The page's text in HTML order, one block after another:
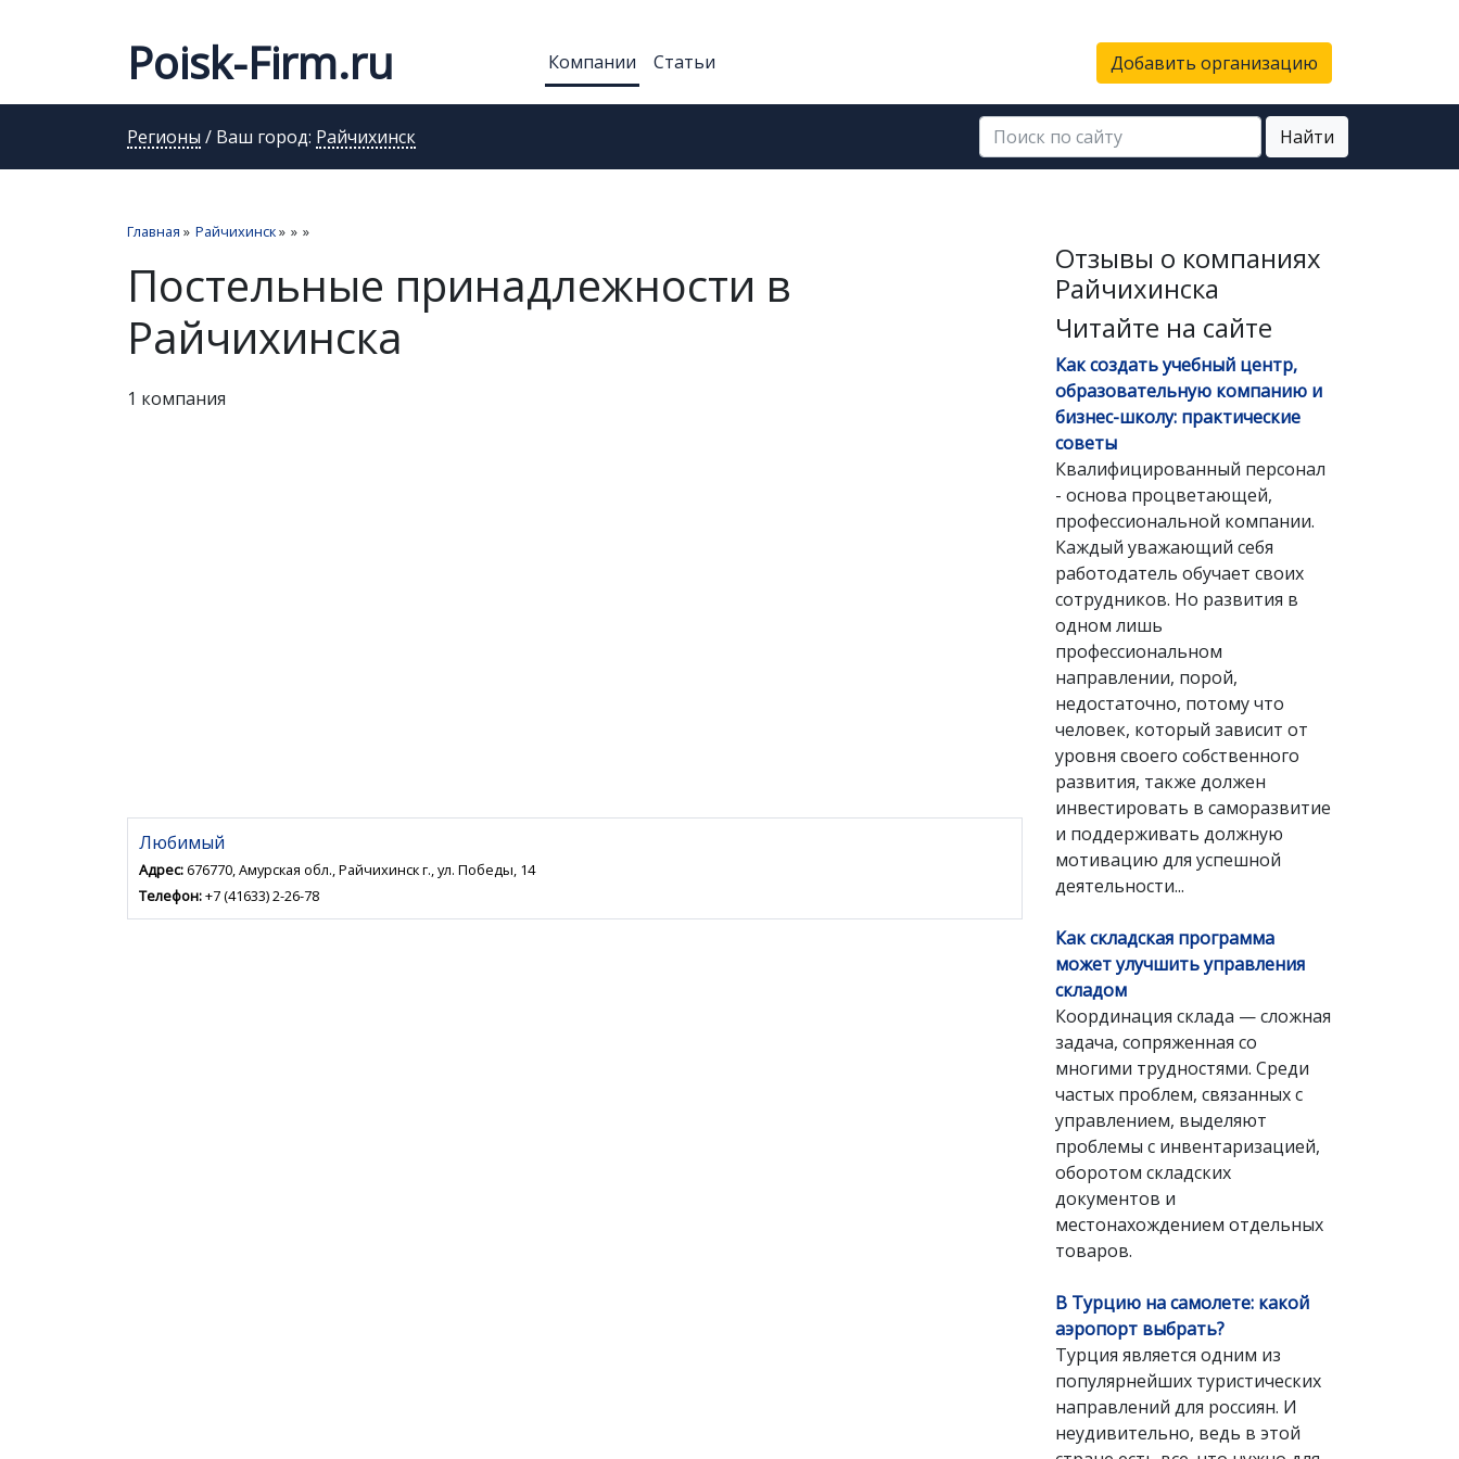
Poisk-Firm.ru Компании Статьи Добавить организацию
Регионы / Ваш город: Райчихинск Найти
Главная » Райчихинск» » »
Постельные принадлежности в
Райчихинска
1 компания
Любимый
Адрес: 676770, Амурская обл., Райчихинск г., ул. Победы, 14
Телефон:+7 (41633) 2-26-78
Отзывы о компаниях
Райчихинска
Читайте на сайте
Как создать учебный центр,
образовательную компанию и
бизнес-школу: практические
советы
Квалифицированный персонал
- основа процветающей,
профессиональной компании.
Каждый уважающий себя
работодатель обучает своих
сотрудников. Но развития в
одном лишь
профессиональном
направлении, порой,
недостаточно, потому что
человек, который зависит от
уровня своего собственного
развития, также должен
инвестировать в саморазвитие
и поддерживать должную
мотивацию для успешной
деятельности...
Как складская программа
может улучшить управления
складом
Координация склада — сложная
задача, сопряженная со
многими трудностями. Среди
частых проблем, связанных с
управлением, выделяют
проблемы с инвентаризацией,
оборотом складских
документов и
местонахождением отдельных
товаров.
В Турцию на самолете: какой
аэропорт выбрать?
Турция является одним из
популярнейших туристических
направлений для россиян. И
неудивительно, ведь в этой